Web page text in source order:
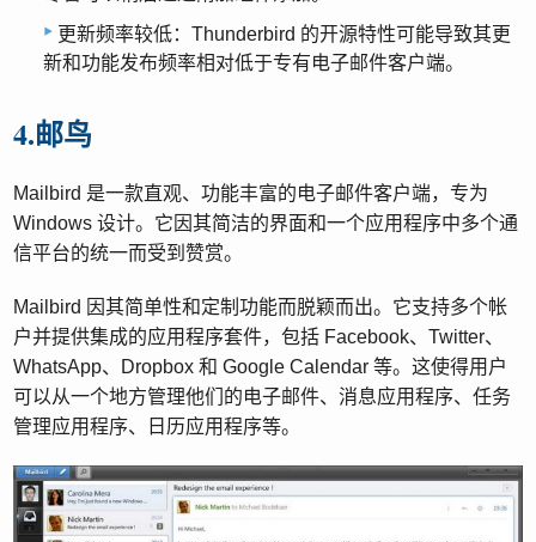
更新频率较低：Thunderbird 的开源特性可能导致其更
新和功能发布频率相对低于专有电子邮件客户端。
4.邮鸟
Mailbird 是一款直观、功能丰富的电子邮件客户端，专为
Windows 设计。它因其简洁的界面和一个应用程序中多个通
信平台的统一而受到赞赏。
Mailbird 因其简单性和定制功能而脱颖而出。它支持多个帐
户并提供集成的应用程序套件，包括 Facebook、Twitter、
WhatsApp、Dropbox 和 Google Calendar 等。这使得用户
可以从一个地方管理他们的电子邮件、消息应用程序、任务
管理应用程序、日历应用程序等。